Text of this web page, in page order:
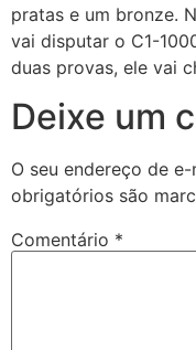
pratas e um bronze.
vai disputar o C1-
duas provas, ele vai
Deixe um
O seu endereço de
obrigatórios são
Comentário *